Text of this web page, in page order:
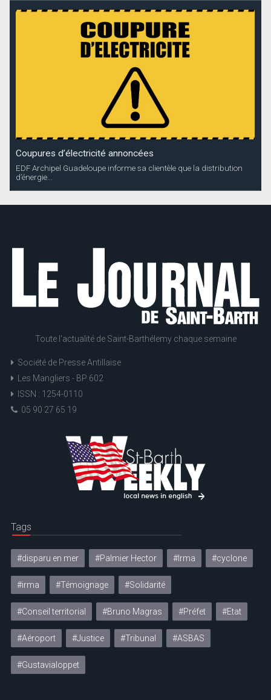
Coupures d’électricité annoncées
EDF Archipel Guadeloupe informe sa clientèle que la distribution
d’énergie...
Toute l'actualité de Saint-Barthélemy chaque semaine
Société de Presse Antillaise
Les Mangliers - BP 602
ISSN : 1254-0110
05 90 27 65 19
Tags
#disparu en mer #Palmier Hector #Irma #cyclone
#irma #Témoignage #Solidarité
#Conseil territorial #Bruno Magras #Préfet #Etat
#Aéroport #Justice #Tribunal #ASBAS
#Gustavialoppet